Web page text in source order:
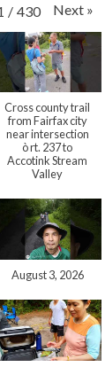
/ 430 Next »
Cross county trail
from Fairfax city
near intersection
ò rt. 237 to
Accotink Stream
Valley
August 3, 2026